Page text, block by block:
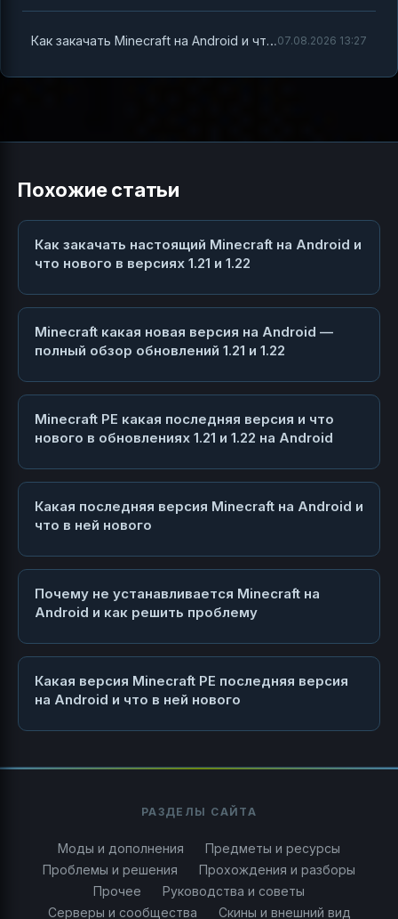
Как закачать Minecraft на Android и что нового в версиях 1.21 и 1.2207.08.2026 13:27
Похожие статьи
Как закачать настоящий Minecraft на Android и
что нового в версиях 1.21 и 1.22
Minecraft какая новая версия на Android —
полный обзор обновлений 1.21 и 1.22
Minecraft PE какая последняя версия и что
нового в обновлениях 1.21 и 1.22 на Android
Какая последняя версия Minecraft на Android и
что в ней нового
Почему не устанавливается Minecraft на
Android и как решить проблему
Какая версия Minecraft PE последняя версия
на Android и что в ней нового
РАЗДЕЛЫ САЙТА
Моды и дополнения
Предметы и ресурсы
Проблемы и решения
Прохождения и разборы
Прочее
Руководства и советы
Серверы и сообщества
Скины и внешний вид